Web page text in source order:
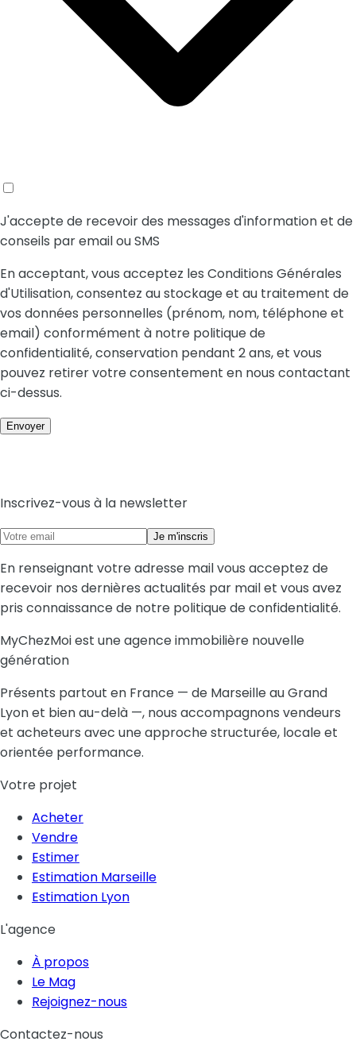
J'accepte de recevoir des messages d'information et de
conseils par email ou SMS
En acceptant, vous acceptez les Conditions Générales
d'Utilisation, consentez au stockage et au traitement de
vos données personnelles (prénom, nom, téléphone et
email) conformément à notre politique de
confidentialité, conservation pendant 2 ans, et vous
pouvez retirer votre consentement en nous contactant
ci-dessus.
Inscrivez-vous à la newsletter
Je m'inscris
En renseignant votre adresse mail vous acceptez de
recevoir nos dernières actualités par mail et vous avez
pris connaissance de notre politique de confidentialité.
MyChezMoi est une agence immobilière nouvelle
génération
Présents partout en France — de Marseille au Grand
Lyon et bien au-delà —, nous accompagnons vendeurs
et acheteurs avec une approche structurée, locale et
orientée performance.
Votre projet
Acheter
Vendre
Estimer
Estimation Marseille
Estimation Lyon
L'agence
À propos
Le Mag
Rejoignez-nous
Contactez-nous